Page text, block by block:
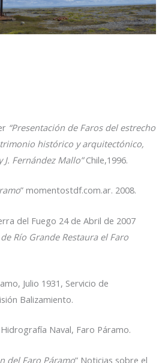
“Presentación de Faros del estrecho
histórico y arquitectónico,
Fernández Mallo”Chile,1996.
” momentostdf.com.ar. 2008.
del Fuego 24 de Abril de 2007
Río Grande Restaura el Faro
Julio 1931, Servicio de
Balizamiento.
Naval, Faro Páramo.
del Faro Páramo” Noticias sobre el